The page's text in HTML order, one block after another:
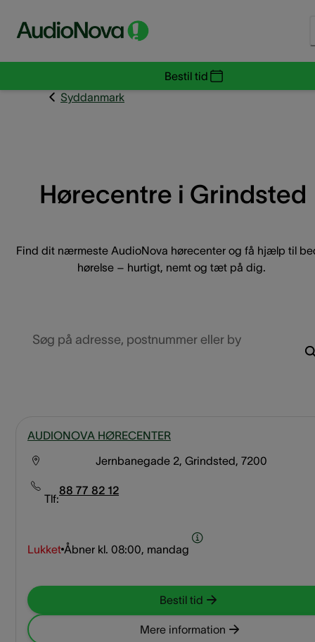
Bestil tid
Syddanmark
Hørecentre i Grindsted
Find dit nærmeste AudioNova hørecenter og få hjælp til
hørelse – hurtigt, nemt og tæt på dig.
Søg på adresse, postnummer eller by
AUDIONOVA HØRECENTER
Jernbanegade 2, Grindsted, 7200
Tlf:
88 77 82 12
Lukket Åbner kl. 08:00, mandag
Bestil tid
Mere information